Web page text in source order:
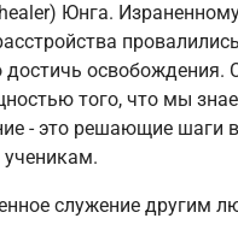
Юнга.
освобождения.
того, что мы
- это решающие шаги в
ученикам.
служение другим